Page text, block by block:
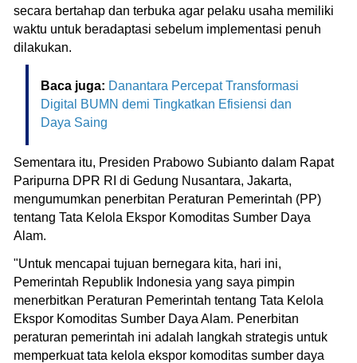
secara bertahap dan terbuka agar pelaku usaha memiliki
waktu untuk beradaptasi sebelum implementasi penuh
dilakukan.
Baca juga: Danantara Percepat Transformasi
Digital BUMN demi Tingkatkan Efisiensi dan
Daya Saing
Sementara itu, Presiden Prabowo Subianto dalam Rapat
Paripurna DPR RI di Gedung Nusantara, Jakarta,
mengumumkan penerbitan Peraturan Pemerintah (PP)
tentang Tata Kelola Ekspor Komoditas Sumber Daya
Alam.
"Untuk mencapai tujuan bernegara kita, hari ini,
Pemerintah Republik Indonesia yang saya pimpin
menerbitkan Peraturan Pemerintah tentang Tata Kelola
Ekspor Komoditas Sumber Daya Alam. Penerbitan
peraturan pemerintah ini adalah langkah strategis untuk
memperkuat tata kelola ekspor komoditas sumber daya